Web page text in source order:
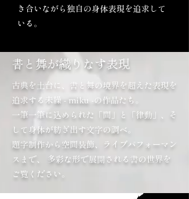
き合いながら独自の身体表現を追求して
いる。
書と舞が織りなす表現
古典を土台に、書と舞の境界を超えた表現を
追求する未繰 - miku -の作品たち。
一筆一筆に込められた「間」と「律動」、そ
して身体が紡ぎ出す文字の調べ。
題字制作から空間装飾、ライブパフォーマン
スまで、 多彩な形で展開される書の世界を
ご覧ください。